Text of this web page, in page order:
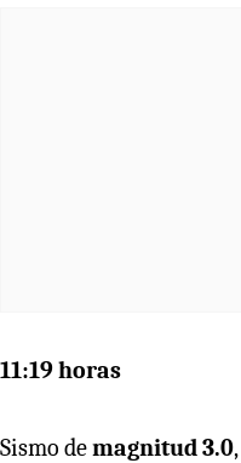
11:19 horas
Sismo demagnitud 3.0